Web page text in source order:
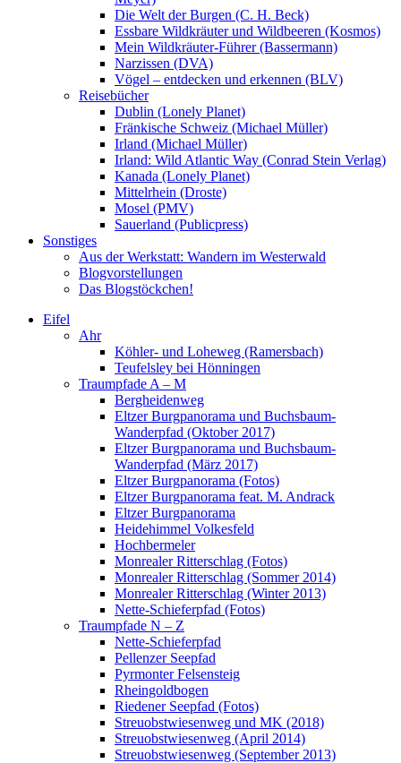
Die Welt der Burgen (C. H. Beck)
Essbare Wildkräuter und Wildbeeren (Kosmos)
Mein Wildkräuter-Führer (Bassermann)
Narzissen (DVA)
Vögel – entdecken und erkennen (BLV)
Reisebücher
Dublin (Lonely Planet)
Fränkische Schweiz (Michael Müller)
Irland (Michael Müller)
Irland: Wild Atlantic Way (Conrad Stein Verlag)
Kanada (Lonely Planet)
Mittelrhein (Droste)
Mosel (PMV)
Sauerland (Publicpress)
Sonstiges
Aus der Werkstatt: Wandern im Westerwald
Blogvorstellungen
Das Blogstöckchen!
Eifel
Ahr
Köhler- und Loheweg (Ramersbach)
Teufelsley bei Hönningen
Traumpfade A – M
Bergheidenweg
Eltzer Burgpanorama und Buchsbaum-
Wanderpfad (Oktober 2017)
Eltzer Burgpanorama und Buchsbaum-
Wanderpfad (März 2017)
Eltzer Burgpanorama (Fotos)
Eltzer Burgpanorama feat. M. Andrack
Eltzer Burgpanorama
Heidehimmel Volkesfeld
Hochbermeler
Monrealer Ritterschlag (Fotos)
Monrealer Ritterschlag (Sommer 2014)
Monrealer Ritterschlag (Winter 2013)
Nette-Schieferpfad (Fotos)
Traumpfade N – Z
Nette-Schieferpfad
Pellenzer Seepfad
Pyrmonter Felsensteig
Rheingoldbogen
Riedener Seepfad (Fotos)
Streuobstwiesenweg und MK (2018)
Streuobstwiesenweg (April 2014)
Streuobstwiesenweg (September 2013)